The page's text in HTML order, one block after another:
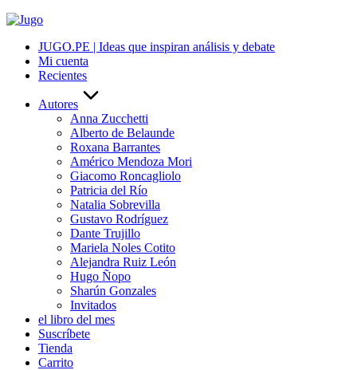
JUGO.PE | Ideas que inspiran análisis y debate
Mi cuenta
Recientes
Autores
Anna Zucchetti
Alberto de Belaunde
Roxana Barrantes
Américo Mendoza Mori
Giacomo Roncagliolo
Patricia del Río
Natalia Sobrevilla
Gustavo Rodríguez
Dante Trujillo
Mariela Noles Cotito
Alejandra Ruiz León
Hugo Ñopo
Sharún Gonzales
Invitados
el libro del mes
Suscríbete
Tienda
Carrito